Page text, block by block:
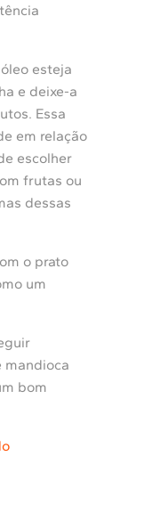
esteja
e deixe-a
Essa
em relação
escolher
frutas ou
dessas
o prato
um
mandioca
bom